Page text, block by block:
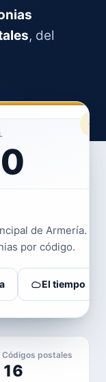
, del
de Armería.
por código.
El tiempo
Códigos postales
16